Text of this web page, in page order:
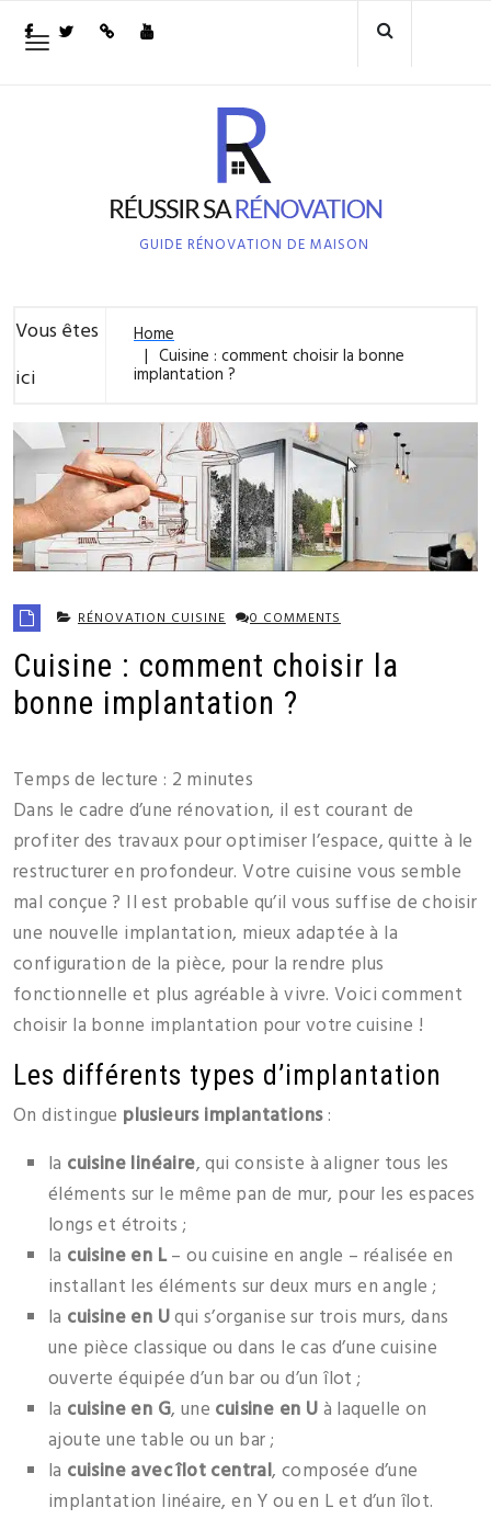
Toggle
GUIDE RÉNOVATION DE MAISON
Vous êtes
ici
Home
Cuisine : comment choisir la bonne
implantation ?
RÉNOVATION CUISINE 0 COMMENTS
Cuisine : comment choisir la
bonne implantation ?
Temps de lecture : 2 minutes
Dans le cadre d’une rénovation, il est courant de
profiter des travaux pour optimiser l’espace, quitte à le
restructurer en profondeur. Votre cuisine vous semble
mal conçue ? Il est probable qu’il vous suffise de choisir
une nouvelle implantation, mieux adaptée à la
configuration de la pièce, pour la rendre plus
fonctionnelle et plus agréable à vivre. Voici comment
choisir la bonne implantation pour votre cuisine !
Les différents types d’implantation
On distingue plusieurs implantations:
la cuisine linéaire, qui consiste à aligner tous les
éléments sur le même pan de mur, pour les espaces
longs et étroits ;
la cuisine en L– ou cuisine en angle – réalisée en
installant les éléments sur deux murs en angle ;
la cuisine en Uqui s’organise sur trois murs, dans
une pièce classique ou dans le cas d’une cuisine
ouverte équipée d’un bar ou d’un îlot ;
la cuisine en G, une cuisine en Uà laquelle on
ajoute une table ou un bar ;
la cuisine avec îlot central, composée d’une
implantation linéaire, en Y ou en L et d’un îlot.